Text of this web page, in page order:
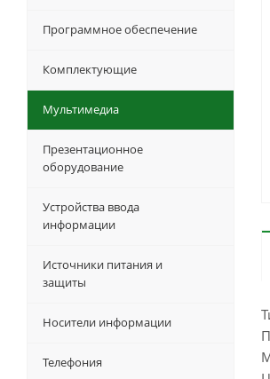
Программное обеспечение
Комплектующие
Мультимедиа
Презентационное
оборудование
Устройства ввода
информации
Источники питания и
защиты
Носители информации
Телефония